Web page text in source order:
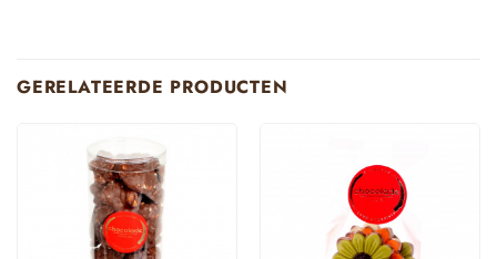
GERELATEERDE PRODUCTEN